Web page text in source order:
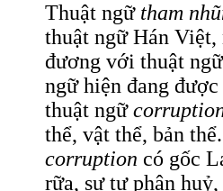
Thuật ngữ tham
thuật ngữ Hán
đương với thuật
ngữ hiện đang
thuật ngữ
thể, vật thể, bản
corruption có gốc
rữa, sự tự phân